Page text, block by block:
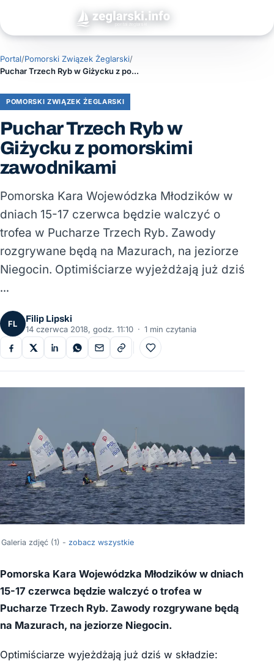
Portal/Pomorski Związek Żeglarski/
Puchar Trzech Ryb w Giżycku z pomorskimi zawodnikami
POMORSKI ZWIĄZEK ŻEGLARSKI
Puchar Trzech Ryb w
Giżycku z pomorskimi
zawodnikami
Pomorska Kara Wojewódzka Młodzików w
dniach 15-17 czerwca będzie walczyć o
trofea w Pucharze Trzech Ryb. Zawody
rozgrywane będą na Mazurach, na jeziorze
Niegocin. Optimiściarze wyjeżdżają już dziś
…
FL
Filip Lipski
14 czerwca 2018, godz. 11:10 · 1 min czytania
Do ulubionych
Galeria zdjęć (1) - zobacz wszystkie
Pomorska Kara Wojewódzka Młodzików w dniach
15-17 czerwca będzie walczyć o trofea w
Pucharze Trzech Ryb. Zawody rozgrywane będą
na Mazurach, na jeziorze Niegocin.
Optimiściarze wyjeżdżają już dziś w składzie: